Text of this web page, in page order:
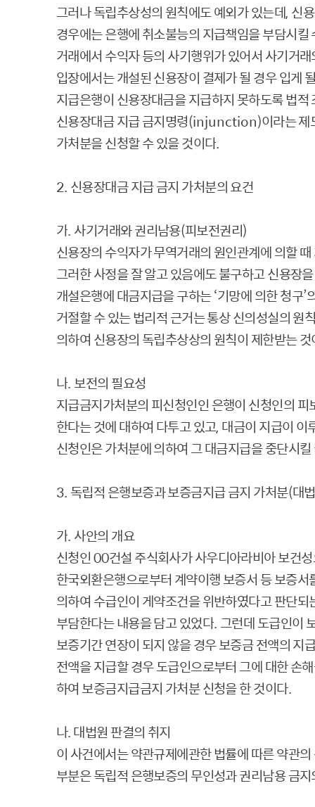
그러나 독립추상성의 원칙에도 예외가 있는데, 신
경우에는 은행에 취소불능의 지급책임을 부담시
거래에서 수익자 등의 사기행위가 있어서 사기거
입장에서는 개설된 신용장이 결제가 될 경우 입게
지급은행이 신용장대금을 지급하지 못하도록 법적
신용장대금 지급 금지명령(injunction)이라는
가처분을 신청할 수 있을 것이다.
2. 신용장대금 지급 금지 가처분의 요건
가. 사기거래와 권리남용(피보전권리)
신용장의 수익자가 무역거래의 원인관계에 의할
그러한 사정을 잘 알고 있음에도 불구하고 신용장
개설은행에 대금지급을 구하는‘기망에 의한 청구’
거절할 수 있는 법리적 근거는 통상 신의성실의 원
의하여 신용장의 독립추상상의 원칙이 제한받는
나. 보전의 필요성
지급금지가처분의 피신청인인 은행이 신청인의 피
한다는 것에 대하여 다투고 있고, 대금이 지급이 이
신청인은 가처분에 의하여 그 대금지급을 중단시
3. 독립적 은행보증과 보증금지급 금지 가처분(대
가. 사안의 개요
신청인00건설 주식회사가 사우디아라비아 보건
한국외환은행으로부터 계약이행 보증서 등 보증
의하여 수급인이 게약조건을 위반하였다고 판단
부담한다는 내용을 담고 있었다. 그런데 도급인이
보증기간 연장이 되지 않을 경우 보증금 전액의 지
전액을 지급할 경우 도급인으로부터 그에 대한 손
하여 보증금지급금지 가처분 신청을 한 것이다.
나. 대법원 판결의 취지
이 사건에서는 약관규제에관한 법률에 따른 약관
부분은 독립적 은행보증의 무인성과 권리남용 금